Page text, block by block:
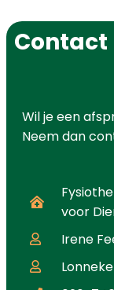
Contact
Wil je een
Neemdan
voor
Irene